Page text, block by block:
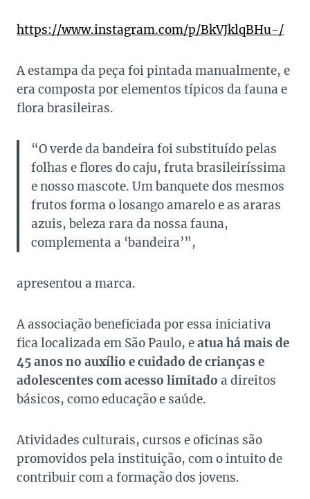
https://www.instagram.com/p/BkVJklqBHu-/
A estampa da peça foi pintada manualmente, e
era composta por elementos típicos da fauna e
flora brasileiras.
“O verde da bandeira foi substituído pelas
folhas e flores do caju, fruta brasileiríssima
e nosso mascote. Um banquete dos mesmos
frutos forma o losango amarelo e as araras
azuis, beleza rara da nossa fauna,
complementa a ‘bandeira’”,
apresentou a marca.
A associação beneficiada por essa iniciativa
fica localizada em São Paulo, eatua há mais de
45 anos no auxílio e cuidado de crianças e
adolescentes com acesso limitado a direitos
básicos, como educação e saúde.
Atividades culturais, cursos e oficinas são
promovidos pela instituição, com o intuito de
contribuir com a formação dos jovens.